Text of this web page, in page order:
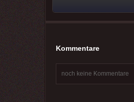
Kommentare
noch keine Kommentare